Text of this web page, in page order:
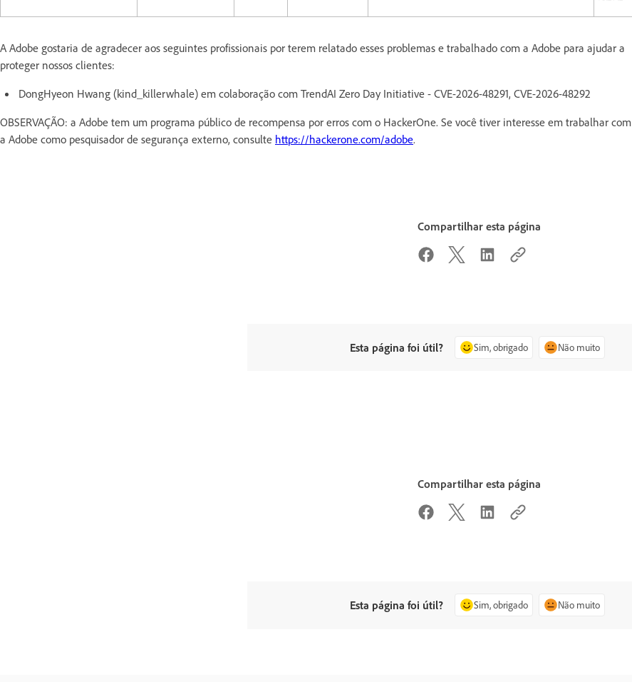
A Adobe gostaria de agradecer aos seguintes profissionais por terem relatado esses problemas e trabalhado com a Adobe para ajudar a
proteger nossos clientes:
DongHyeon Hwang (kind_killerwhale) em colaboração com TrendAI Zero Day Initiative - CVE-2026-48291, CVE-2026-48292
OBSERVAÇÃO: a Adobe tem um programa público de recompensa por erros com o HackerOne. Se você tiver interesse em trabalhar com
a Adobe como pesquisador de segurança externo, consulte https://hackerone.com/adobe.
Compartilhar esta página
Esta página foi útil? Sim, obrigado Não muito
Compartilhar esta página
Esta página foi útil? Sim, obrigado Não muito